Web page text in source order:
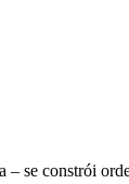
– se constrói